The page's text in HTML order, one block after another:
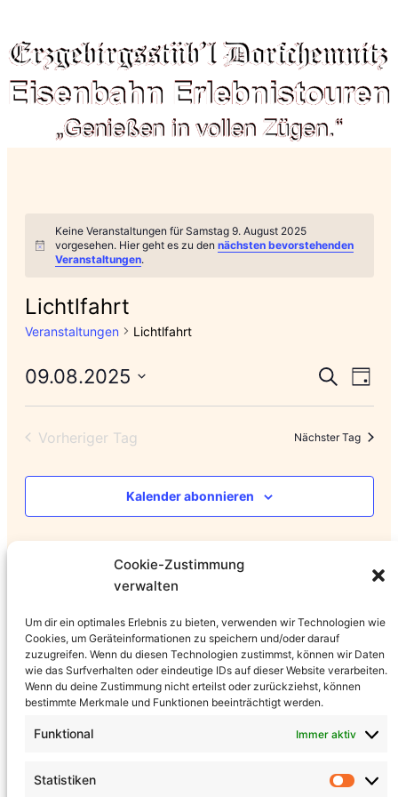
Cookie-Zustimmung
verwalten
Um dir ein optimales Erlebnis zu bieten, verwenden wir Technologien wie
Cookies, um Geräteinformationen zu speichern und/oder darauf
zuzugreifen. Wenn du diesen Technologien zustimmst, können wir Daten
wie das Surfverhalten oder eindeutige IDs auf dieser Website verarbeiten.
Wenn du deine Zustimmung nicht erteilst oder zurückziehst, können
bestimmte Merkmale und Funktionen beeinträchtigt werden.
Funktional Immer aktiv
Statistiken
Keine Veranstaltungen für Samstag 9. August 2025
vorgesehen. Hier geht es zu dennächsten bevorstehenden
Veranstaltungen.
Lichtlfahrt
Veranstaltungen Lichtlfahrt
und
SucheTag
09.08.2025
Datum
Vorheriger Tag Nächster Tag
Kalender abonnieren
Erzgebirgsstüb‘l Dorfchemnitz
Eisenbahn Erlebnistouren